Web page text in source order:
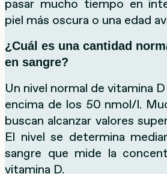
pasar mucho tiempo en
piel más oscura o una edad
¿Cuál es una cantidad
en sangre?
Un nivel normal de vitamina
encima de los 50 nmol/l.
buscan alcanzar valores
El nivel se determina
sangre que mide la
vitamina D.